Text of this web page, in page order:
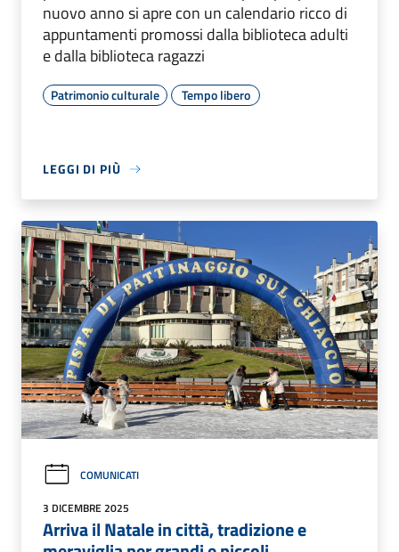
nuovo anno si apre con un calendario ricco di
appuntamenti promossi dalla biblioteca adulti
e dalla biblioteca ragazzi
Patrimonio culturale Tempo libero
LEGGI DI PIÙ
COMUNICATI
3 DICEMBRE 2025
Arriva il Natale in città, tradizione e